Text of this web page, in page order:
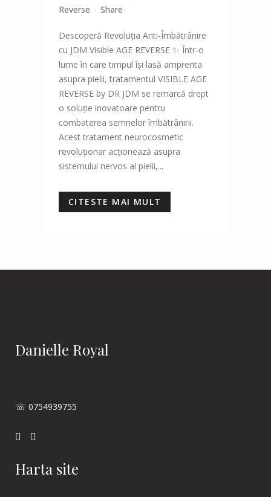
Reverse
Share
Descoperă Revoluția Anti-Îmbătrânire
cu JDM Visible AGE REVERSE ✨ Într-o
lume în care timpul își lasă amprenta
asupra pielii, tratamentul VISIBLE AGE
REVERSE by DR JDM se remarcă drept
o soluție inovatoare pentru
combaterea semnelor îmbătrânirii.
Acest tratament neurocosmetic
revoluționar acționează asupra
sistemului nervos al pielii,...
CITESTE MAI MULT
Danielle Royal
☏ 0754939755
Harta site